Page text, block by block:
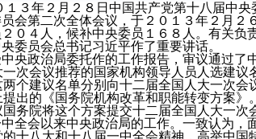
１３年２月２８日中国共产党第十八届中央
会第二次全体会议，于２０１３年２月２
０４人，候补中央委员１６８人。有关负
委员会总书记习近平作了重要讲话。
央政治局委托作的工作报告，审议通过
次会议推荐的国家机构领导人员人选建
个建议名单分别向十二届全国人大一次
出的《国务院机构改革和职能转变方案
务院将这个方案提交十二届全国人大一次
全会以来中央政治局的工作。一致认为
十八大和十八届一中全会精神，高举中